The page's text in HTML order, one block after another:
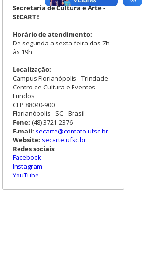
Secretaria de Cultura e Arte -
SECARTE
Horário de atendimento:
De segunda a sexta-feira das 7h
às 19h
Localização:
Campus Florianópolis - Trindade
Centro de Cultura e Eventos -
Fundos
CEP 88040-900
Florianópolis - SC - Brasil
Fone: (48) 3721-2376
E-mail: secarte@contato.ufsc.br
Website: secarte.ufsc.br
Redes sociais:
Facebook
Instagram
YouTube